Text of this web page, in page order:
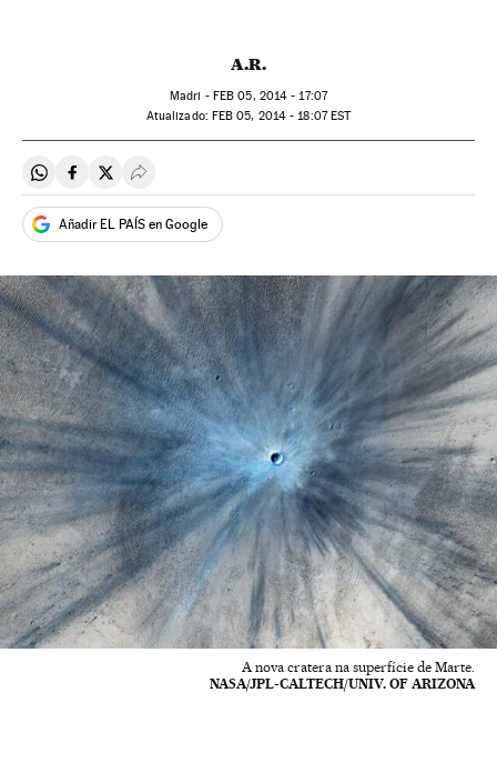
A.R.
Madri - FEB 05, 2014 - 17:07
atualizado: FEB 05, 2014 - 18:07EST
Compartir en Whatsapp
Compartir en Facebook
Compartir en Twitter
Desplegar Redes Sociales
Añadir EL PAÍS en Google
A nova cratera na superfície de Marte.
NASA/JPL-CALTECH/UNIV. OF ARIZONA